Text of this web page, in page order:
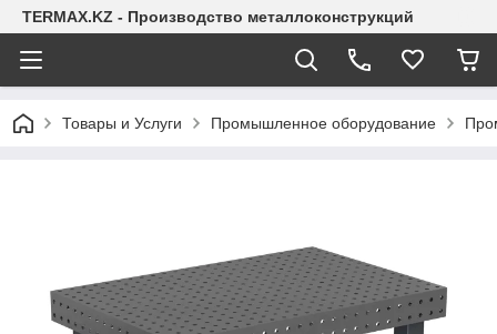
TERMAX.KZ - Производство металлоконструкций
Товары и Услуги Промышленное оборудование